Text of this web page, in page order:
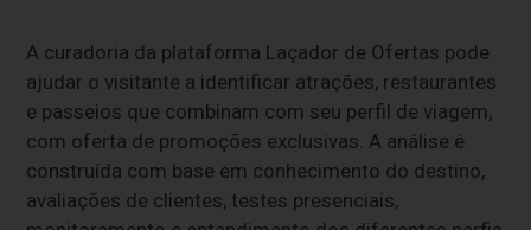
A curadoria da plataforma Laçador de Ofertas pode
ajudar o visitante a identificar atrações, restaurantes
e passeios que combinam com seu perfil de viagem,
com oferta de promoções exclusivas. A análise é
construída com base em conhecimento do destino,
avaliações de clientes, testes presenciais,